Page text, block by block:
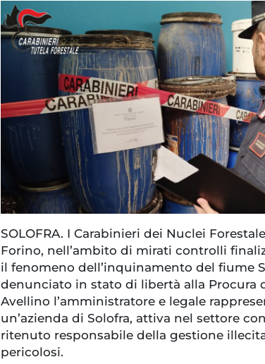
SOLOFRA. I Carabinieri dei Nuclei
Forino, nell’ambito di mirati controlli
il fenomeno dell’inquinamento del fiume
denunciato in stato di libertà alla Procura
Avellino l’amministratore e legale
un’azienda di Solofra, attiva nel settore
ritenuto responsabile della gestione
pericolosi.